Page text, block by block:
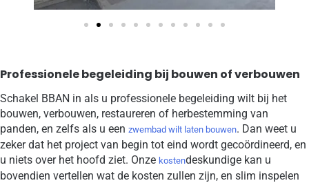
Professionele begeleiding bij bouwen of verbouwen
Schakel BBAN in als u professionele begeleiding wilt bij het
bouwen, verbouwen, restaureren of herbestemming van
panden, en zelfs als u een zwembad wilt laten bouwen. Dan weet u
zeker dat het project van begin tot eind wordt gecoördineerd, en
u niets over het hoofd ziet. Onze kostendeskundige kan u
bovendien vertellen wat de kosten zullen zijn, en slim inspelen